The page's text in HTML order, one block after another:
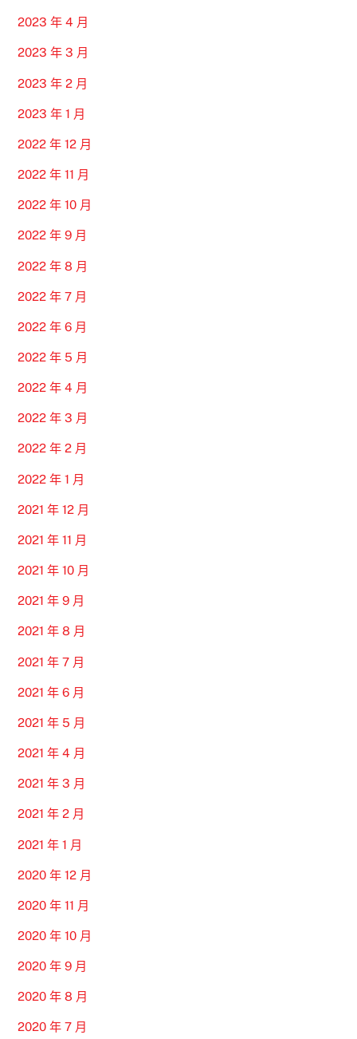
2023 年 4 月
2023 年 3 月
2023 年 2 月
2023 年 1 月
2022 年 12 月
2022 年 11 月
2022 年 10 月
2022 年 9 月
2022 年 8 月
2022 年 7 月
2022 年 6 月
2022 年 5 月
2022 年 4 月
2022 年 3 月
2022 年 2 月
2022 年 1 月
2021 年 12 月
2021 年 11 月
2021 年 10 月
2021 年 9 月
2021 年 8 月
2021 年 7 月
2021 年 6 月
2021 年 5 月
2021 年 4 月
2021 年 3 月
2021 年 2 月
2021 年 1 月
2020 年 12 月
2020 年 11 月
2020 年 10 月
2020 年 9 月
2020 年 8 月
2020 年 7 月